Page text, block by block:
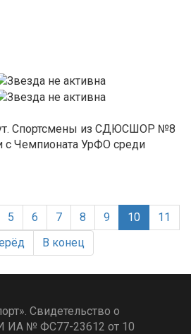
Спортсмены из СДЮСШОР №8
с Чемпионата УрФО среди
5 6 7 8 9 10
11
В конец
Свидетельство о
ИА № ФС77-23612 от 10